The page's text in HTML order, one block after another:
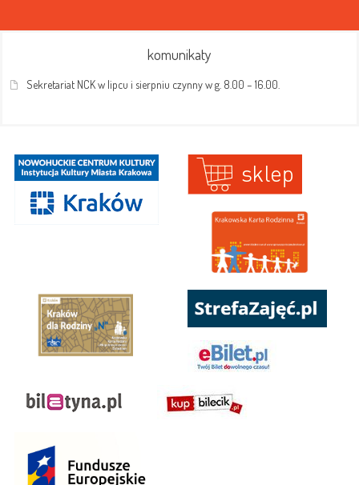
komunikaty
Sekretariat NCK w lipcu i sierpniu czynny w g. 8.00 – 16.00.